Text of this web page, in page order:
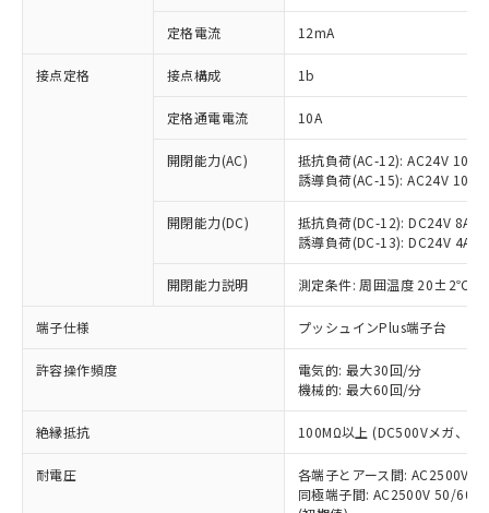
定格電流 12mA
接点定格 接点構成 1b
定格通電電流 10A
開閉能力(AC)
抵抗負荷(AC-12): AC24V 10A/
誘導負荷(AC-15): AC24V
開閉能力(DC)
抵抗負荷(DC-12): DC24V 8A/
誘導負荷(DC-13): DC24V 4A/
開閉能力説明 測定条件: 周囲温度 20±2℃、
端子仕様 プッシュインPlus端子台
許容操作頻度
電気的: 最大30回/分
機械的: 最大60回/分
絶縁抵抗 100MΩ以上 (DC500Vメガ、点
耐電圧
各端子とアース間: AC2500V
同極端子間: AC2500V 50/
ご利用条件
以下の条件をお読みいただき、同意のうえ
本サービスは、当社制御機器事業取扱
商品の当社在庫状況および標準価格
(税抜)を提供させていただくもので
当社制御機器事業取扱商品の中には、
ことをご了承ください。
在庫状況および標準価格照会結果は、
記載している更新日時点での社内デー
タに基づき作成されるものであり、閲
覧された時点での実際の在庫および標
準価格とは異なる場合があることをご
対応済み：EU RoHS指令（10物質）の
非含有に対応した製品が提供可能な商品で
す。
対応予定：EU RoHS指令（10物質）の非含
有に対応した製品に切り替える予定のある
対応予定なし：EU RoHS指令（10物質）の
非含有に非対応の商品で、対応品を出す予
調査・確認中：EU RoHS指令（10物質）の
非含有の対応状況を調査中または確認中の
非該当品：ライセンス料など無形物で、有
害物質有無と関係のない商品です。
仕入先様の事情により、非含有部品として
いたものが、含有品と判明した場合などや
むを得ず変更することがあります。
*EU RoHS指令（10物質）：
鉛(Pb) 1000ppm以下、 水銀(Hg) 1000ppm以下、 カド
六価クロム(Cr(Ⅵ)) 1000ppm以下、ポリ臭化ビフェニル
類(PBB) 1000ppm以下、ポリ臭化ジフェニルエーテル類
「○」：最大均質材料含有率が中国RoHSの
基準値以下であることを示します。
「×」：最大均質材料含有率が中国RoHSの
基準値を超えていることを示します。
「－」：未確認です。当社販売部門へお問
*中国RoHS10物質の基準値 (GB/T26572)：
Pb(鉛) :1000ppm、 Hg(水銀) : 1000ppm、 Cd(カドミウ
Cr(Ⅵ)(六価クロム) : 1000ppm、 PBBs(ポリ臭化ビフェ
当社は、これら貴社製品のうち、外国
為替および外国貿易法に定める商品
または国外への提供する場合は、日本
国政府の輸出許可(または役務取引許
可)を取得するなどの必要な手続きを